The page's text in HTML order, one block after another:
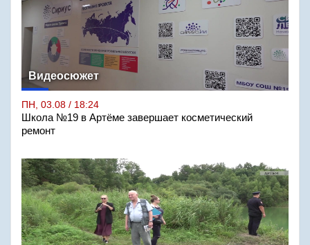
Видеосюжет
ПН, 03.08 / 18:24
Школа №19 в Артёме завершает косметический
ремонт